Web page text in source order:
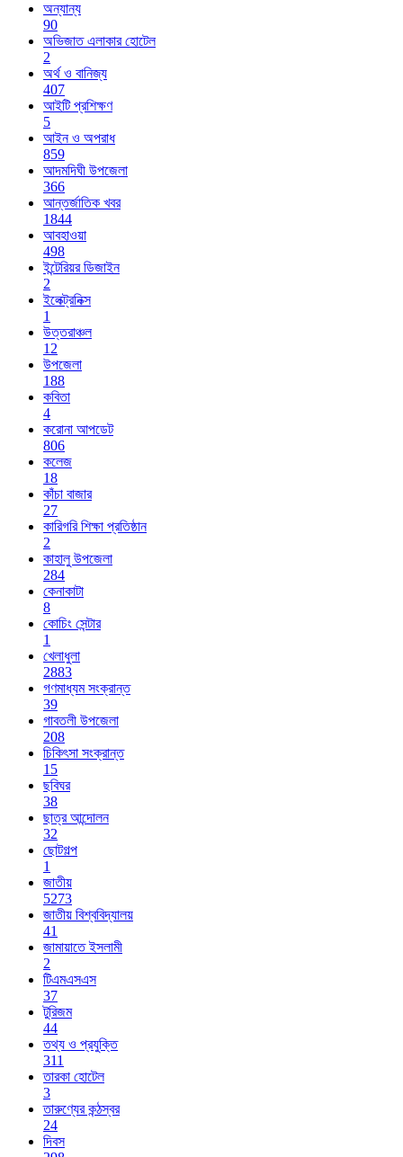
অন্যান্য
90
অভিজাত এলাকার হোটেল
2
অর্থ ও বানিজ্য
407
আইটি প্রশিক্ষণ
5
আইন ও অপরাধ
859
আদমদিঘী উপজেলা
366
আন্তর্জাতিক খবর
1844
আবহাওয়া
498
ইন্টেরিয়র ডিজাইন
2
ইলেক্ট্রনিক্স
1
উত্তরাঞ্চল
12
উপজেলা
188
কবিতা
4
করোনা আপডেট
806
কলেজ
18
কাঁচা বাজার
27
কারিগরি শিক্ষা প্রতিষ্ঠান
2
কাহালু উপজেলা
284
কেনাকাটা
8
কোচিং সেন্টার
1
খেলাধুলা
2883
গণমাধ্যম সংক্রান্ত
39
গাবতলী উপজেলা
208
চিকিৎসা সংক্রান্ত
15
ছবিঘর
38
ছাত্র আন্দোলন
32
ছোটগল্প
1
জাতীয়
5273
জাতীয় বিশ্ববিদ্যালয়
41
জামায়াতে ইসলামী
2
টিএমএসএস
37
টুরিজম
44
তথ্য ও প্রযুক্তি
311
তারকা হোটেল
3
তারুণ্যের কন্ঠস্বর
24
দিবস